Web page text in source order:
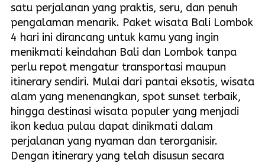
satu perjalanan yang praktis, seru, dan penuh
pengalaman menarik. Paket wisata Bali Lombok
4 hari ini dirancang untuk kamu yang ingin
menikmati keindahan Bali dan Lombok tanpa
perlu repot mengatur transportasi maupun
itinerary sendiri. Mulai dari pantai eksotis, wisata
alam yang menenangkan, spot sunset terbaik,
hingga destinasi wisata populer yang menjadi
ikon kedua pulau dapat dinikmati dalam
perjalanan yang nyaman dan terorganisir.
Dengan itinerary yang telah disusun secara